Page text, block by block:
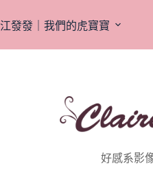
江發發｜我們的虎寶寶
好感系影